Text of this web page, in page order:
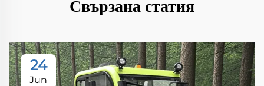
Свързана статия
24
Jun